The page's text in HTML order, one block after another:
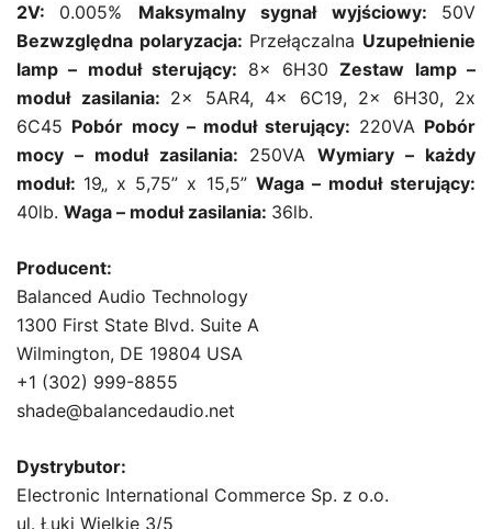
2V: 0.005% Maksymalny sygnał wyjściowy: 50V
Bezwzględna polaryzacja: Przełączalna Uzupełnienie
lamp – moduł sterujący: 8x 6H30Zestaw lamp –
moduł zasilania: 2x 5AR4, 4x 6C19, 2x 6H30, 2x
6C45 Pobór mocy – moduł sterujący: 220VA Pobór
mocy – moduł zasilania: 250VA Wymiary – każdy
moduł: 19„ x 5,75” x 15,5” Waga – moduł sterujący:
40lb. Waga – moduł zasilania: 36lb.
Producent:
Balanced Audio Technology
1300 First State Blvd. Suite A
Wilmington, DE 19804 USA
+1 (302) 999-8855
shade@balancedaudio.net
Dystrybutor:
Electronic International Commerce Sp. z o.o.
ul. Łuki Wielkie 3/5